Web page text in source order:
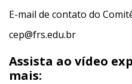
E-mail de contato do
cep@frs.edu.br
Assista ao vídeo
mais: